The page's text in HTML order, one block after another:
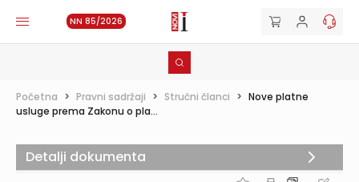
NN 85/2026
Početna > Pravni sadržaji > Stručni članci > Nove platne
usluge prema Zakonu o pla...
Detalji dokumenta